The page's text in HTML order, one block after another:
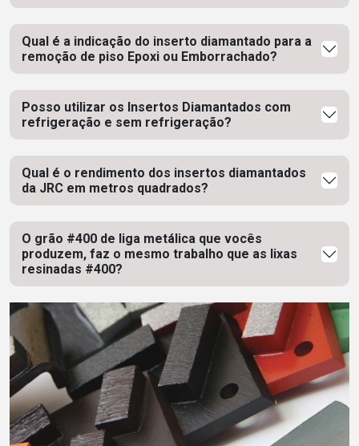
Qual é a indicação do inserto diamantado para a
remoção de piso Epoxi ou Emborrachado?
Posso utilizar os Insertos Diamantados com
refrigeração e sem refrigeração?
Qual é o rendimento dos insertos diamantados
da JRC em metros quadrados?
O grão #400 de liga metálica que vocês
produzem, faz o mesmo trabalho que as lixas
resinadas #400?